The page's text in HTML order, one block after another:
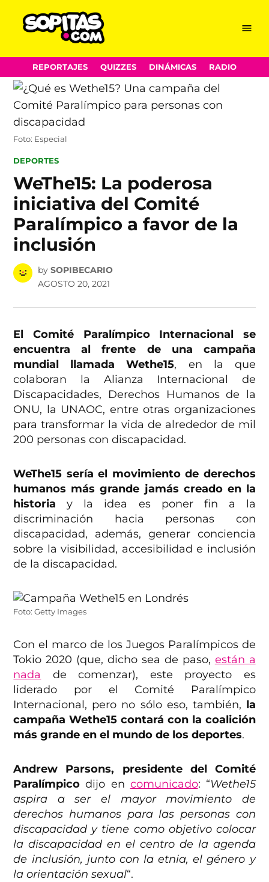
Skip
to
content
Menu
REPORTAJES QUIZZES DINÁMICAS RADIO
Foto: Especial
POSTED
DEPORTES
WeThe15: La poderosa
iniciativa del Comité
Paralímpico a favor de la
inclusión
by SOPIBECARIO
AGOSTO 20, 2021
El Comité Paralímpico Internacional se
encuentra al frente de una campaña
mundial llamada Wethe15, en la que
colaboran la Alianza Internacional de
Discapacidades, Derechos Humanos de la
ONU, la UNAOC, entre otras organizaciones
para transformar la vida de alrededor de mil
200 personas con discapacidad.
WeThe15 sería el movimiento de derechos
humanos más grande jamás creado en la
historia y la idea es poner fin a la
discriminación hacia personas con
discapacidad, además, generar conciencia
sobre la visibilidad, accesibilidad e inclusión
de la discapacidad.
Foto: Getty Images
Con el marco de los Juegos Paralímpicos de
Tokio 2020 (que, dicho sea de paso, están a
nada
de comenzar), este proyecto es
liderado por el Comité Paralímpico
Internacional, pero no sólo eso, también, la
campaña Wethe15 contará con la coalición
más grande en el mundo de los deportes.
Andrew Parsons, presidente del Comité
Paralímpico dijo en comunicado: “Wethe15
aspira a ser el mayor movimiento de
derechos humanos para las personas con
discapacidad y tiene como objetivo colocar
la discapacidad en el centro de la agenda
de inclusión, junto con la etnia, el género y
la orientación sexual“.